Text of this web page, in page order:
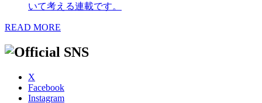
いて考える連載です。
READ MORE
X
Facebook
Instagram